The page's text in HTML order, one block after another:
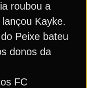
roubou a
Kayke.
Peixe bateu
donos da
FC